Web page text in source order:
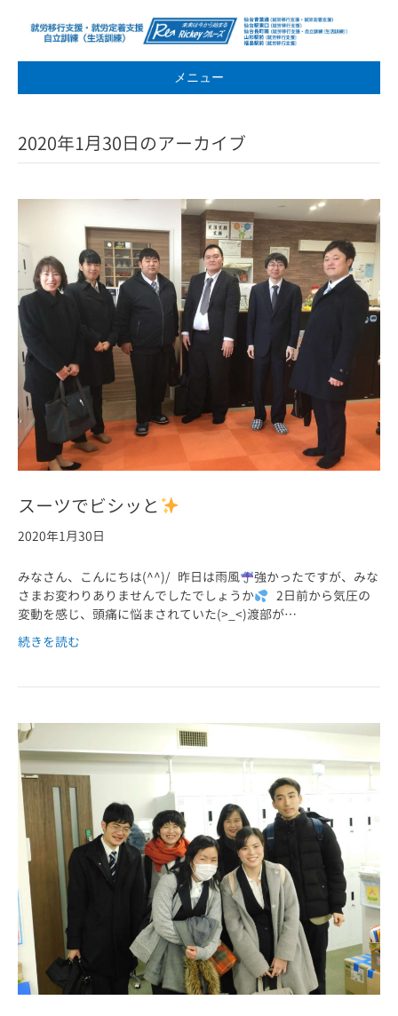
メニュー
2020年1月30日のアーカイブ
スーツでビシッと
2020年1月30日
みなさん、こんにちは(^^)/ 昨日は雨風
強かったですが、みな
さまお変わりありませんでしたでしょうか
2日前から気圧の
変動を感じ、頭痛に悩まされていた(>_<)渡部が…
続きを読む